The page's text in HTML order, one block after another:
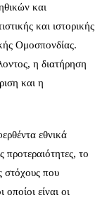
και
και ιστορικής
Ομοσπονδίας.
η διατήρηση
και η
εθνικά
προτεραιότητες, το
στόχους που
είναι οι